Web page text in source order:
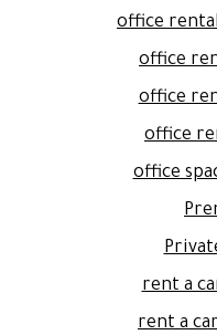
office
office
office
office
office
rent a
rent a